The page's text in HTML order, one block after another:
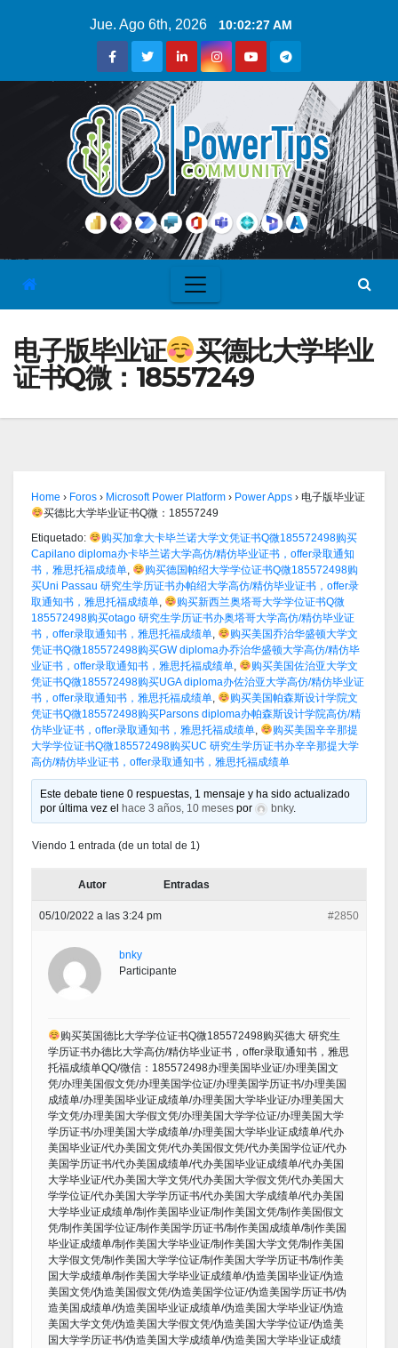
Jue. Ago 6th, 2026 10:02:27 AM
电子版毕业证
买德比大学毕业
证书Q微：18557249
Home › Foros › Microsoft Power Platform › Power Apps › 电子版毕业证
买德比大学毕业证书Q微：18557249
Etiquetado:
购买加拿大卡毕兰诺大学文凭证书Q微185572498购买
Capilano diploma办卡毕兰诺大学高仿/精仿毕业证书，offer录取通知
书，雅思托福成绩单,
购买德国帕绍大学学位证书Q微185572498购
买Uni Passau 研究生学历证书办帕绍大学高仿/精仿毕业证书，offer录
取通知书，雅思托福成绩单,
购买新西兰奥塔哥大学学位证书Q微
185572498购买otago 研究生学历证书办奥塔哥大学高仿/精仿毕业证
书，offer录取通知书，雅思托福成绩单,
购买美国乔治华盛顿大学文
凭证书Q微185572498购买GW diploma办乔治华盛顿大学高仿/精仿毕
业证书，offer录取通知书，雅思托福成绩单,
购买美国佐治亚大学文
凭证书Q微185572498购买UGA diploma办佐治亚大学高仿/精仿毕业证
书，offer录取通知书，雅思托福成绩单,
购买美国帕森斯设计学院文
凭证书Q微185572498购买Parsons diploma办帕森斯设计学院高仿/精
仿毕业证书，offer录取通知书，雅思托福成绩单,
购买美国辛辛那提
大学学位证书Q微185572498购买UC 研究生学历证书办辛辛那提大学
高仿/精仿毕业证书，offer录取通知书，雅思托福成绩单
Este debate tiene 0 respuestas, 1 mensaje y ha sido actualizado
por última vez el
hace 3 años, 10 meses por bnky.
Viendo 1 entrada (de un total de 1)
Autor Entradas
05/10/2022 a las 3:24 pm #2850
bnky
Participante
购买英国德比大学学位证书Q微185572498购买德大 研究生
学历证书办德比大学高仿/精仿毕业证书，offer录取通知书，雅思
托福成绩单QQ/微信：185572498办理美国毕业证/办理美国文
凭/办理美国假文凭/办理美国学位证/办理美国学历证书/办理美国
成绩单/办理美国毕业证成绩单/办理美国大学毕业证/办理美国大
学文凭/办理美国大学假文凭/办理美国大学学位证/办理美国大学
学历证书/办理美国大学成绩单/办理美国大学毕业证成绩单/代办
美国毕业证/代办美国文凭/代办美国假文凭/代办美国学位证/代办
美国学历证书/代办美国成绩单/代办美国毕业证成绩单/代办美国
大学毕业证/代办美国大学文凭/代办美国大学假文凭/代办美国大
学学位证/代办美国大学学历证书/代办美国大学成绩单/代办美国
大学毕业证成绩单/制作美国毕业证/制作美国文凭/制作美国假文
凭/制作美国学位证/制作美国学历证书/制作美国成绩单/制作美国
毕业证成绩单/制作美国大学毕业证/制作美国大学文凭/制作美国
大学假文凭/制作美国大学学位证/制作美国大学学历证书/制作美
国大学成绩单/制作美国大学毕业证成绩单/伪造美国毕业证/伪造
美国文凭/伪造美国假文凭/伪造美国学位证/伪造美国学历证书/伪
造美国成绩单/伪造美国毕业证成绩单/伪造美国大学毕业证/伪造
美国大学文凭/伪造美国大学假文凭/伪造美国大学学位证/伪造美
国大学学历证书/伪造美国大学成绩单/伪造美国大学毕业证成绩